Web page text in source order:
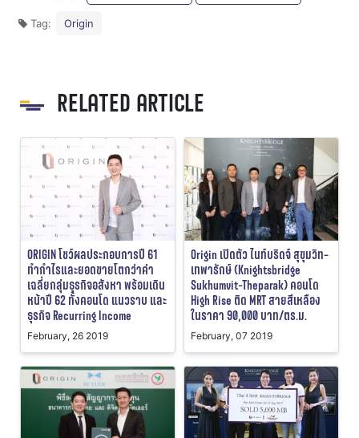
Tag: Origin
RELATED ARTICLE
ORIGIN โชว์ผลประกอบการปี 61
ทำกำไรและยอดขายโตกว่าค่า
เฉลี่ยกลุ่มธุรกิจอสังหา พร้อมเดิน
หน้าปี 62 ทั้งคอนโด แนวราบ และ
ธุรกิจ Recurring Income
February, 26 2019
Origin เปิดตัว ไนท์บริดจ์ สุขุมวิท-
เทพารักษ์ (Knightsbridge
Sukhumvit-Theparak) คอนโด
High Rise ติด MRT สายสีเหลือง
ในราคา 90,000 บาท/ตร.ม.
February, 07 2019